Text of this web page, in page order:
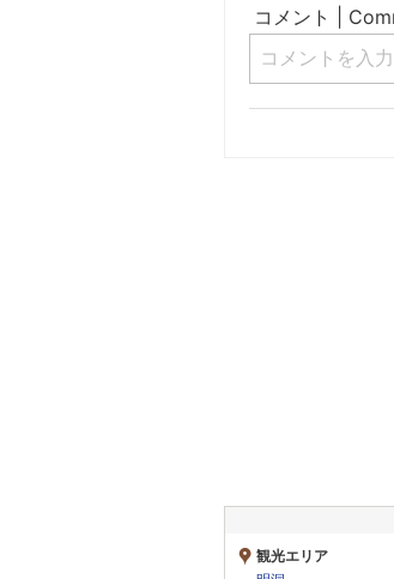
観光エリア